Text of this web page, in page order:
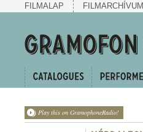
FILMALAP FILMARCHÍVUM
Play this on GramophoneRadio!